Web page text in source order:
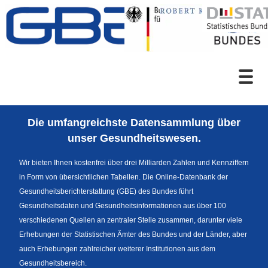
Zum Inhalt
Sprachumschaltung
News
Die umfangreichste Datensammlung über
unser Gesundheitswesen.
Wir bieten Ihnen kostenfrei über drei Milliarden Zahlen und Kennziffern
in Form von übersichtlichen Tabellen. Die Online-Datenbank der
Gesundheitsberichterstattung (GBE) des Bundes führt
Gesundheitsdaten und Gesundheitsinformationen aus über 100
verschiedenen Quellen an zentraler Stelle zusammen, darunter viele
Erhebungen der Statistischen Ämter des Bundes und der Länder, aber
auch Erhebungen zahlreicher weiterer Institutionen aus dem
Gesundheitsbereich.